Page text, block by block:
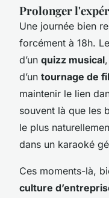
Prolonger
Une journée bien
forcément à 18h.
d’un quizz musical
d’un tournage de
maintenir le lien
souvent là que les
le plus
dans un karaoké
Ces moments-là,
culture